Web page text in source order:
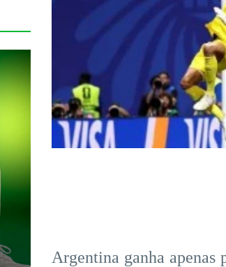
Argentina ganha apenas